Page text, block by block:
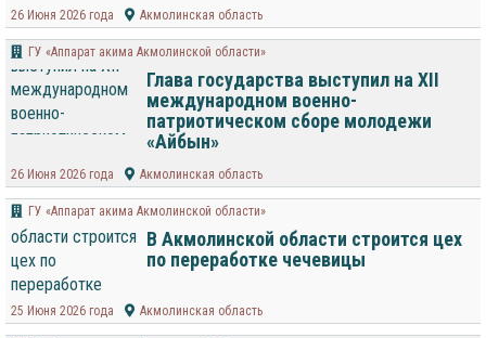
26 Июня 2026 года Акмолинская область
ГУ «Аппарат акима Акмолинской области»
Глава государства выступил на ХІI
международном военно-
патриотическом сборе молодежи
«Айбын»
26 Июня 2026 года Акмолинская область
ГУ «Аппарат акима Акмолинской области»
В Акмолинской области строится цех
по переработке чечевицы
25 Июня 2026 года Акмолинская область